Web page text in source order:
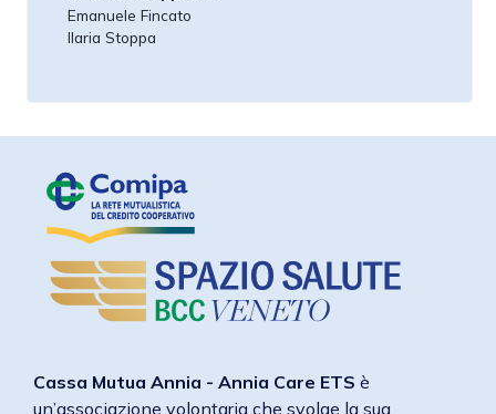
Emanuele Fincato
Ilaria Stoppa
Cassa Mutua Annia - Annia Care ETS è
un’associazione volontaria che svolge la sua